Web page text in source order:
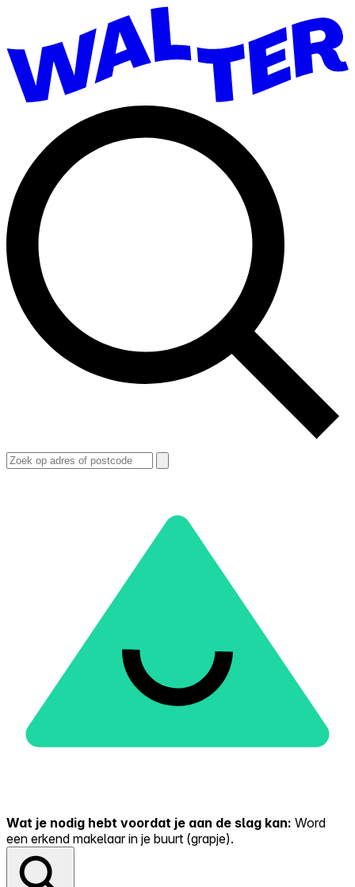
Wat je nodig hebt voordat je aan de slag kan: Word
een erkend makelaar in je buurt (grapje).